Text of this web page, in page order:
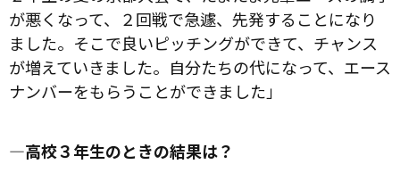
が悪くなって、２回戦で急遽、先発することになり
ました。そこで良いピッチングができて、チャンス
が増えていきました。自分たちの代になって、エース
ナンバーをもらうことができました」
―高校３年生のときの結果は？